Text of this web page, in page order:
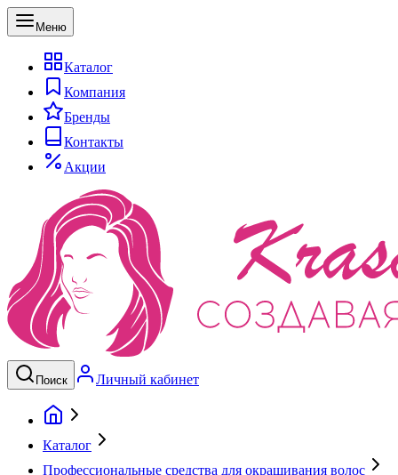
Меню
Каталог
Компания
Бренды
Контакты
Акции
Поиск Личный кабинет
Каталог
Профессиональные средства для окрашивания волос